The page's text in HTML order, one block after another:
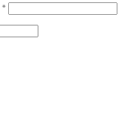
*Richiesto